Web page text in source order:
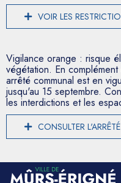
VOIR LES
Vigilance orange : risque
végétation. En
arrêté communal est en
jusqu'au 15 septembre.
les interdictions et les
CONSULTER